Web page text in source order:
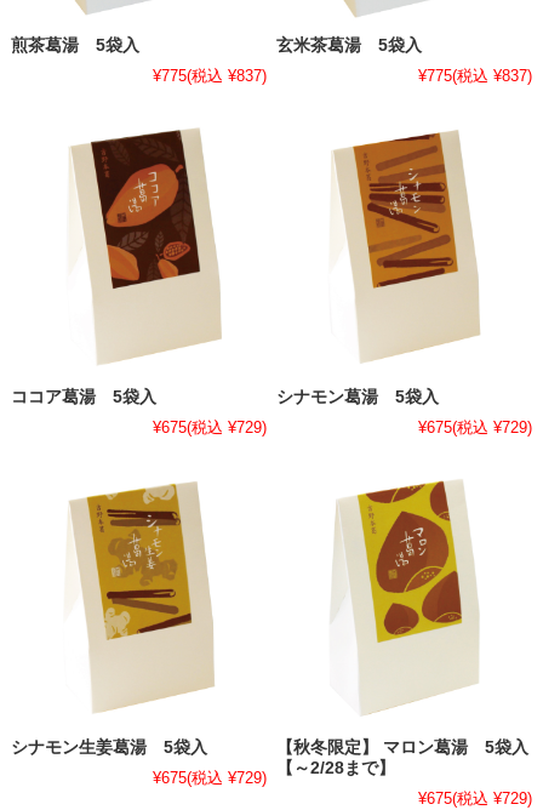
煎茶葛湯 5袋入
¥775(税込 ¥837)
玄米茶葛湯 5袋入
¥775(税込 ¥837)
ココア葛湯 5袋入
¥675(税込 ¥729)
シナモン葛湯 5袋入
¥675(税込 ¥729)
シナモン生姜葛湯 5袋入
¥675(税込 ¥729)
【秋冬限定】 マロン葛湯 5袋入
【～2/28まで】
¥675(税込 ¥729)